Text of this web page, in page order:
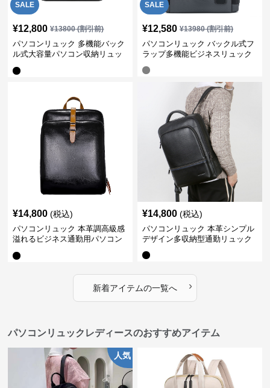
SALE
¥12,800 ¥13800(割引前)
パソコンリュック 多機能バック
ル式大容量パソコン収納リュッ
SALE
¥12,580 ¥13980(割引前)
パソコンリュック バックル式フ
ラップ多機能ビジネスリュック
¥14,800 (税込)
パソコンリュック 本革調高級感
溢れるビジネス通勤用パソコン
¥14,800 (税込)
パソコンリュック 本革シンプル
デザイン多収納型通勤リュック
新着アイテムの一覧へ ›
パソコンリュックレディースのおすすめアイテム
人気